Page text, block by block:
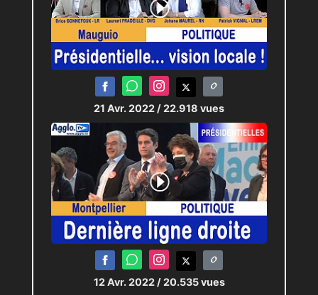
21 Avr. 2022 / 22.918 vues
12 Avr. 2022 / 20.535 vues